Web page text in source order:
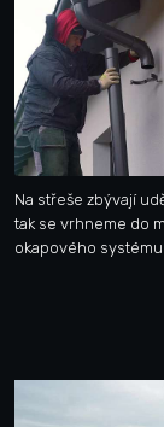
Na střeše zbývají
tak se vrhneme do
okapového systému